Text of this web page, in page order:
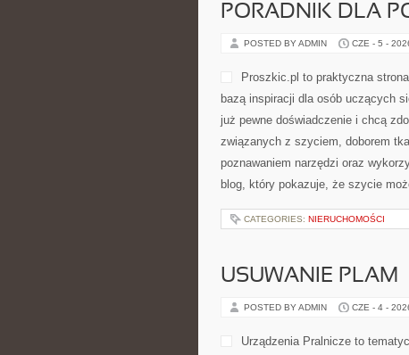
CATEGORIES:NIERUCHOMOŚCI
POSTED BY ADMIN CZE - 5 - 2026